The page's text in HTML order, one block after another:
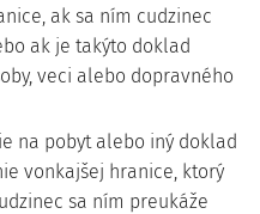
ak sa ním cudzinec
ak je takýto doklad
veci alebo dopravného
na pobyt alebo iný doklad
vonkajšej hranice, ktorý
sa ním preukáže